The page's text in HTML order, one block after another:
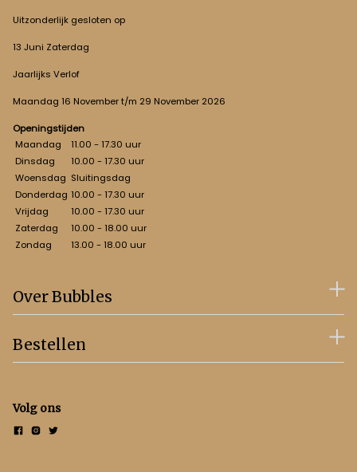
Uitzonderlijk gesloten op
13 Juni Zaterdag
Jaarlijks Verlof
Maandag 16 November t/m 29 November 2026
Openingstijden
Maandag
11.00 - 17.30 uur
Dinsdag
10.00 - 17.30 uur
Woensdag Sluitingsdag
Donderdag 10.00 - 17.30 uur
Vrijdag
10.00 - 17.30 uur
Zaterdag
10.00 - 18.00 uur
Zondag
13.00 - 18.00 uur
Over Bubbles
Bestellen
Volg ons